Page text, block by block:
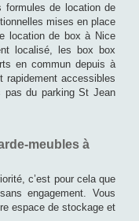
formules de location de
mises en place
location de box à Nice
localisé, les box box
en commun depuis à
rapidement accessibles
du parking St Jean
meubles à
c’est pour cela que
engagement. Vous
espace de stockage et